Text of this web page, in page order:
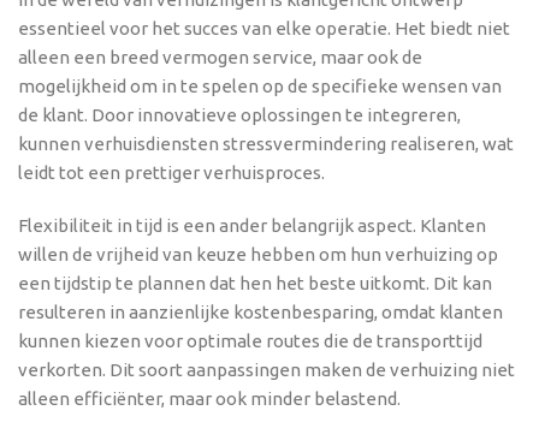
essentieel voor het succes van elke operatie. Het biedt niet
alleen een breed vermogen service, maar ook de
mogelijkheid om in te spelen op de specifieke wensen van
de klant. Door innovatieve oplossingen te integreren,
kunnen verhuisdiensten stressvermindering realiseren, wat
leidt tot een prettiger verhuisproces.
Flexibiliteit in tijd is een ander belangrijk aspect. Klanten
willen de vrijheid van keuze hebben om hun verhuizing op
een tijdstip te plannen dat hen het beste uitkomt. Dit kan
resulteren in aanzienlijke kostenbesparing, omdat klanten
kunnen kiezen voor optimale routes die de transporttijd
verkorten. Dit soort aanpassingen maken de verhuizing niet
alleen efficiënter, maar ook minder belastend.